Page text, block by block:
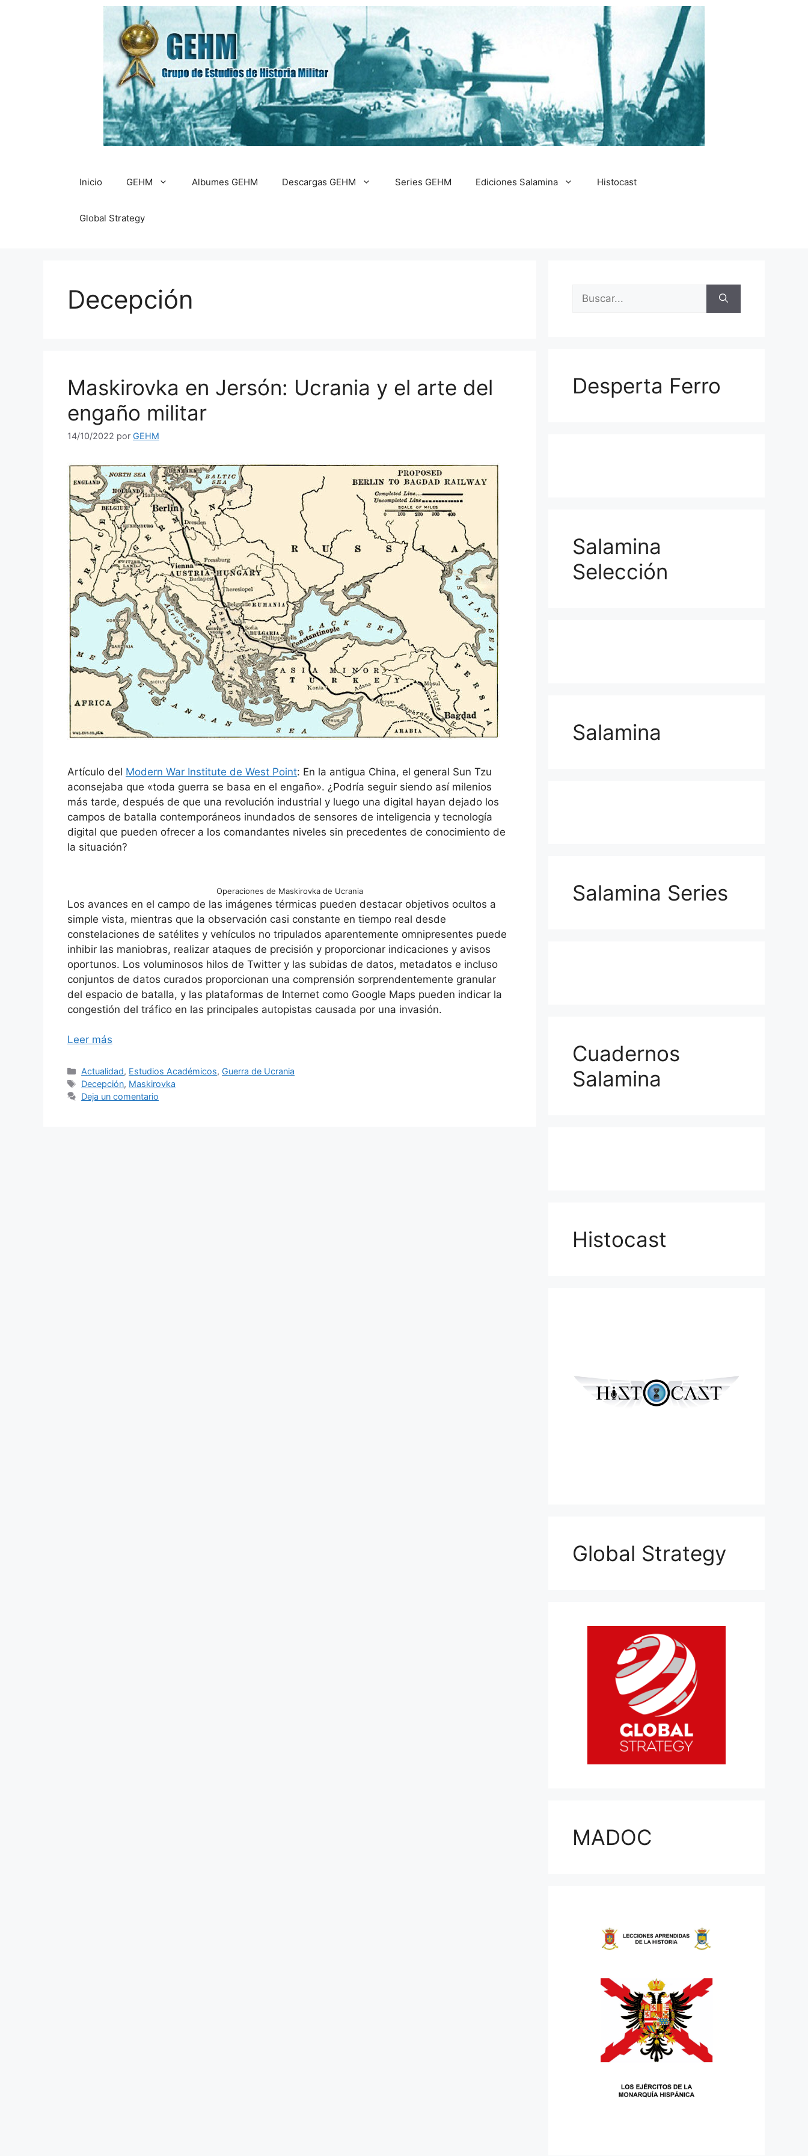
Inicio GEHM Albumes GEHM Descargas GEHM Series GEHM Ediciones Salamina Histocast
Global Strategy
Decepción
Maskirovka en Jersón: Ucrania y el arte del
engaño militar
14/10/2022 por GEHM
Artículo del Modern War Institute de West Point: En la antigua China, el general Sun Tzu
aconsejaba que «toda guerra se basa en el engaño». ¿Podría seguir siendo así milenios
más tarde, después de que una revolución industrial y luego una digital hayan dejado los
campos de batalla contemporáneos inundados de sensores de inteligencia y tecnología
digital que pueden ofrecer a los comandantes niveles sin precedentes de conocimiento de
la situación?
Operaciones de Maskirovka de Ucrania
Los avances en el campo de las imágenes térmicas pueden destacar objetivos ocultos a
simple vista, mientras que la observación casi constante en tiempo real desde
constelaciones de satélites y vehículos no tripulados aparentemente omnipresentes puede
inhibir las maniobras, realizar ataques de precisión y proporcionar indicaciones y avisos
oportunos. Los voluminosos hilos de Twitter y las subidas de datos, metadatos e incluso
conjuntos de datos curados proporcionan una comprensión sorprendentemente granular
del espacio de batalla, y las plataformas de Internet como Google Maps pueden indicar la
congestión del tráfico en las principales autopistas causada por una invasión.
Leer más
Categorías
Actualidad, Estudios Académicos, Guerra de Ucrania
Etiquetas
Decepción, Maskirovka
Deja un comentario
Buscar:
Desperta Ferro
Salamina
Selección
Salamina
Salamina Series
Cuadernos
Salamina
Histocast
Global Strategy
MADOC